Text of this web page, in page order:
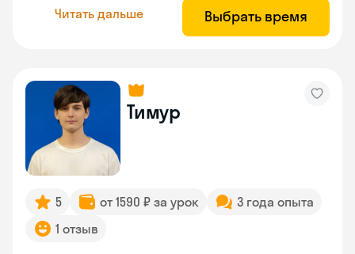
Читать дальше Выбрать время
Тимур
5 от 1590 ₽ за урок
3 года опыта
1 отзыв